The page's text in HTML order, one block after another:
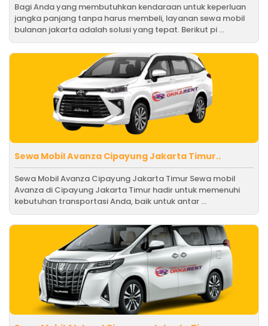
Bagi Anda yang membutuhkan kendaraan untuk keperluan
jangka panjang tanpa harus membeli, layanan sewa mobil
bulanan jakarta adalah solusi yang tepat. Berikut pi ...
Sewa Mobil Avanza Cipayung Jakarta Timur..
Sewa Mobil Avanza Cipayung Jakarta Timur Sewa mobil
Avanza di Cipayung Jakarta Timur hadir untuk memenuhi
kebutuhan transportasi Anda, baik untuk antar ...